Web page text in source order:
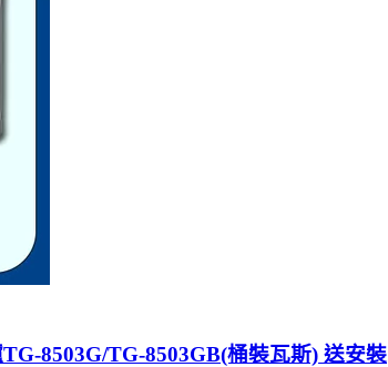
8503G/TG-8503GB(桶裝瓦斯) 送安裝